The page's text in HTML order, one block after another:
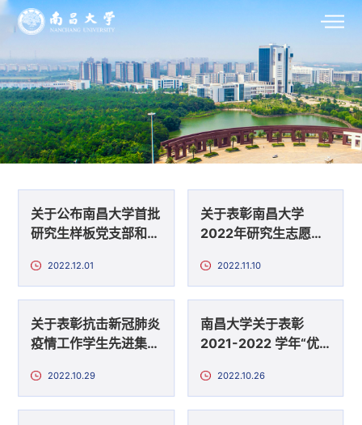
关于公布南昌大学首批
研究生样板党支部和研
的通知
2022.12.01
关于表彰南昌大学
2022年研究生志愿者
进个人、优秀研究生志
愿者的决定
2022.11.10
关于表彰抗击新冠肺炎
疫情工作学生先进集体
2022.10.29
南昌大学关于表彰
2021-2022 学年“优
决定2022.10.26